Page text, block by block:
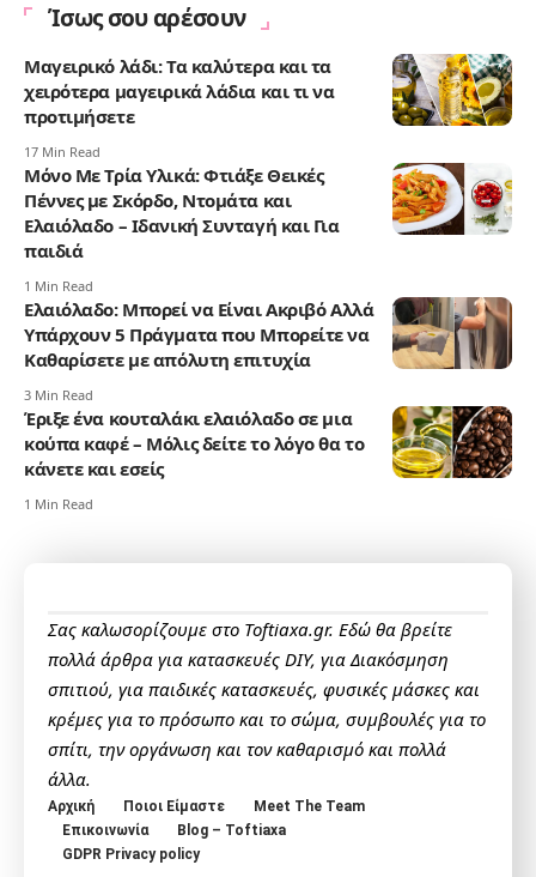
Ίσως σου αρέσουν
Μαγειρικό λάδι: Τα καλύτερα και τα
χειρότερα μαγειρικά λάδια και τι να
προτιμήσετε
17 Min Read
Μόνο Με Τρία Υλικά: Φτιάξε Θεικές
Πέννες με Σκόρδο, Ντομάτα και
Ελαιόλαδο – Ιδανική Συνταγή και Για
παιδιά
1 Min Read
Ελαιόλαδο: Μπορεί να Είναι Ακριβό Αλλά
Υπάρχουν 5 Πράγματα που Μπορείτε να
Καθαρίσετε με απόλυτη επιτυχία
3 Min Read
Έριξε ένα κουταλάκι ελαιόλαδο σε μια
κούπα καφέ – Μόλις δείτε το λόγο θα το
κάνετε και εσείς
1 Min Read
Σας καλωσορίζουμε στο Toftiaxa.gr. Εδώ θα βρείτε
πολλά άρθρα για κατασκευές DIY, για Διακόσμηση
σπιτιού, για παιδικές κατασκευές, φυσικές μάσκες και
κρέμες για το πρόσωπο και το σώμα, συμβουλές για το
σπίτι, την οργάνωση και τον καθαρισμό και πολλά
άλλα.
Αρχική Ποιοι Είμαστε
Meet The Team
Επικοινωνία
Blog – Toftiaxa
GDPR Privacy policy